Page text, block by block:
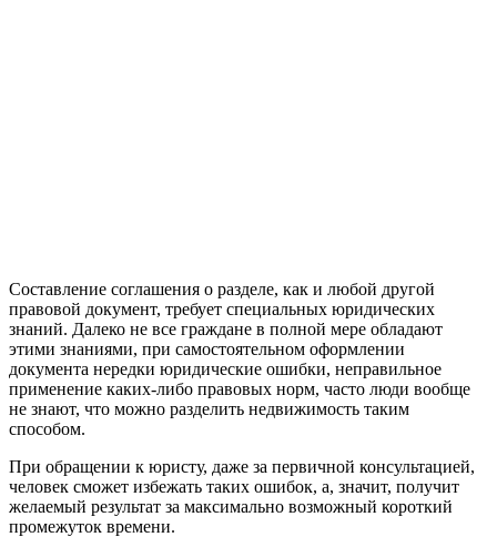
Составление соглашения о разделе, как и любой другой
правовой документ, требует специальных юридических
знаний. Далеко не все граждане в полной мере обладают
этими знаниями, при самостоятельном оформлении
документа нередки юридические ошибки, неправильное
применение каких-либо правовых норм, часто люди вообще
не знают, что можно разделить недвижимость таким
способом.
При обращении к юристу, даже за первичной консультацией,
человек сможет избежать таких ошибок, а, значит, получит
желаемый результат за максимально возможный короткий
промежуток времени.